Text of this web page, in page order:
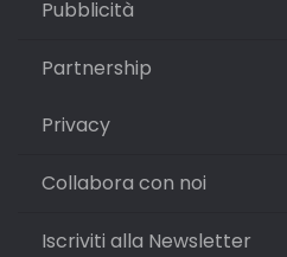
Pubblicità
Partnership
Privacy
Collabora con noi
Iscriviti alla Newsletter